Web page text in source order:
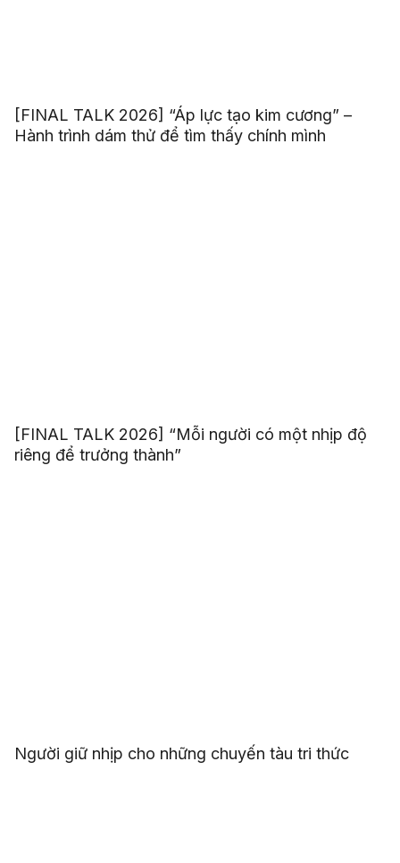
[FINAL TALK 2026] “Áp lực tạo kim cương” –
Hành trình dám thử để tìm thấy chính mình
[FINAL TALK 2026] “Mỗi người có một nhịp độ
riêng để trưởng thành”
Người giữ nhịp cho những chuyến tàu tri thức